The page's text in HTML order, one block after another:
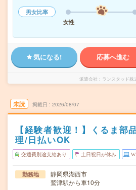
男女比率
女性
気になる! 応募へ進む
派遣会社 ランスタッド株
未読 掲載日 2026/08/07
【経験者歓迎！】くるま部
理/日払いOK
交通費別途支給あり 土日祝日が休み
勤務地
静岡県湖西市
鷲津駅から車10分